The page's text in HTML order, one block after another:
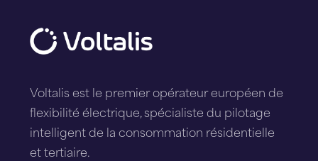
Voltalis est le premier opérateur européen de
flexibilité électrique, spécialiste du pilotage
intelligent de la consommation résidentielle
et tertiaire.